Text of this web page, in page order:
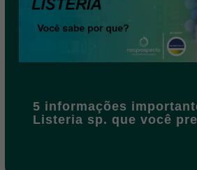
5 informações
Listeria sp. que você